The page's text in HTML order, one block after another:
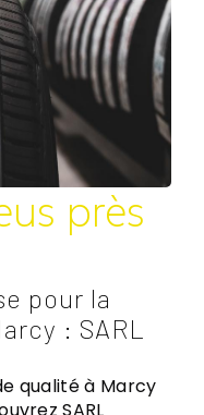
près
pour la
: SARL
qualité à Marcy
SARL